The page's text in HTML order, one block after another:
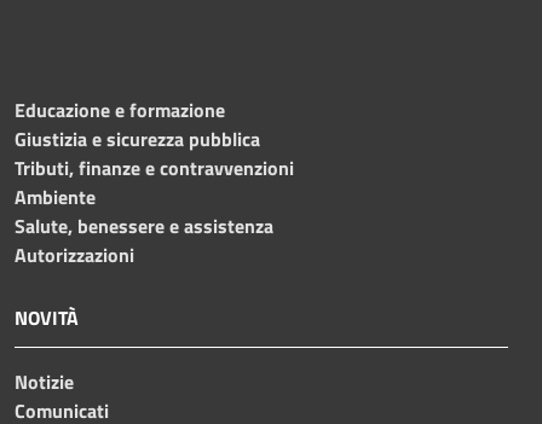
Educazione e formazione
Giustizia e sicurezza pubblica
Tributi, finanze e contravvenzioni
Ambiente
Salute, benessere e assistenza
Autorizzazioni
NOVITÀ
Notizie
Comunicati